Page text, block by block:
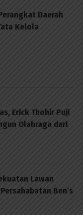
Daerah
Kelola
Erick Thohir Puji
Olahraga dari
Lawan
Ben’s